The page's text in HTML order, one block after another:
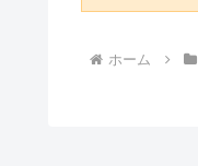
ホーム